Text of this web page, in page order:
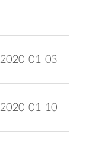
2020-01-03
2020-01-10